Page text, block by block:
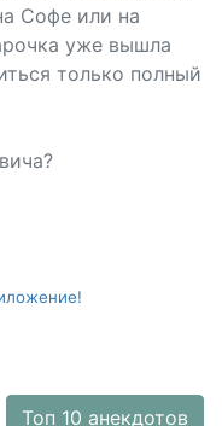
Софе или на
уже вышла
только полный
Топ 10 анекдотов